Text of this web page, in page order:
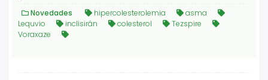
Novedades hipercolesterolemia
asma
Lequvio
inclisirán colesterol
Tezspire
Voraxaze